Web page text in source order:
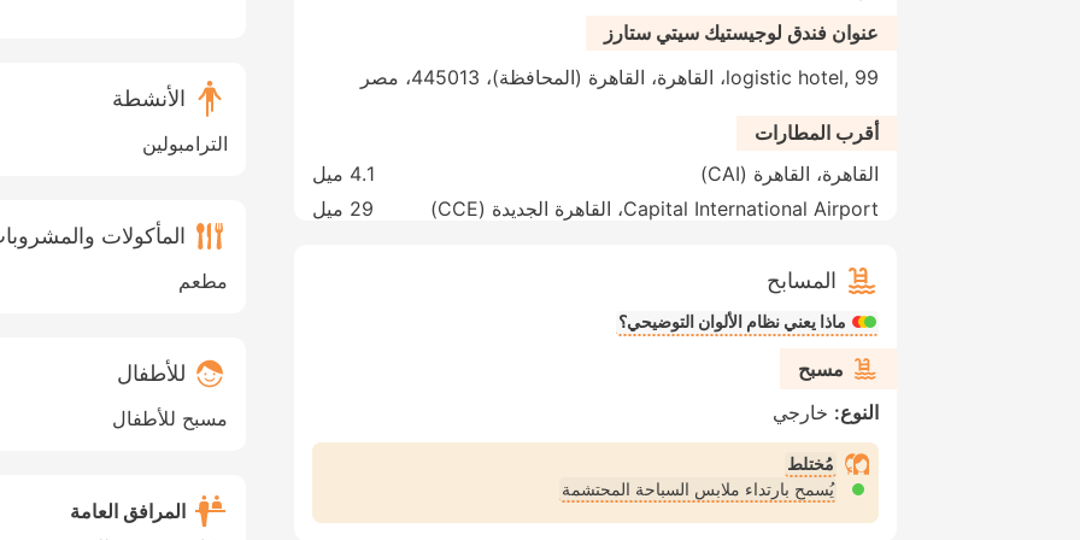
عنوان فندق لوجيستيك سيتي ستارز
logistic hotel, 99، القاهرة، القاهرة (المحافظة)، 445013، مصر
أقرب المطارات
القاهرة، القاهرة (CAI)
4.1 ميل
Capital International Airport، القاهرة الجديدة (CCE)
29 ميل
المسابح
ماذا يعني نظام الألوان التوضيحي؟
مسبح
النوع: خارجي
مُختلط
يُسمح بارتداء ملابس السباحة المحتشمة
الأنشطة
الترامبولين
المأكولات
مطعم
للأطفال
مسبح للأطفال
المرافق العامة